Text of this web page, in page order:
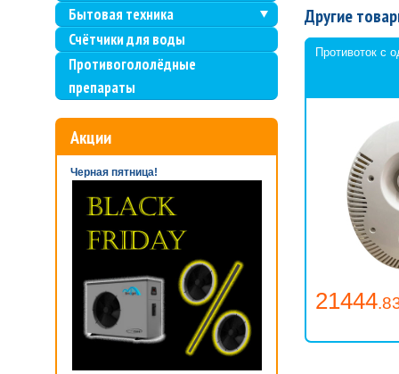
Другие
Противоток с
21444
Бытовая техника
Счётчики для воды
Противогололёдные
препараты
Акции
Черная пятница!